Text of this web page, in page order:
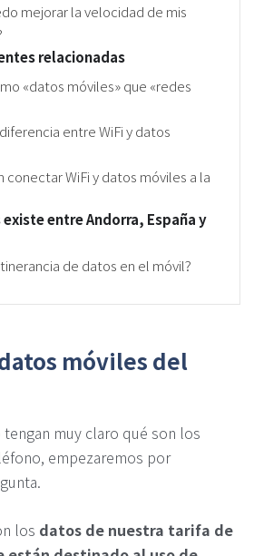
mejorar la velocidad de mis
relacionadas
«datos móviles» que «redes
entre WiFi y datos
conectar WiFi y datos móviles a la
entre Andorra, España y
de datos en el móvil?
móviles del
muy claro qué son los
empezaremos por
los datos de nuestra tarifa de